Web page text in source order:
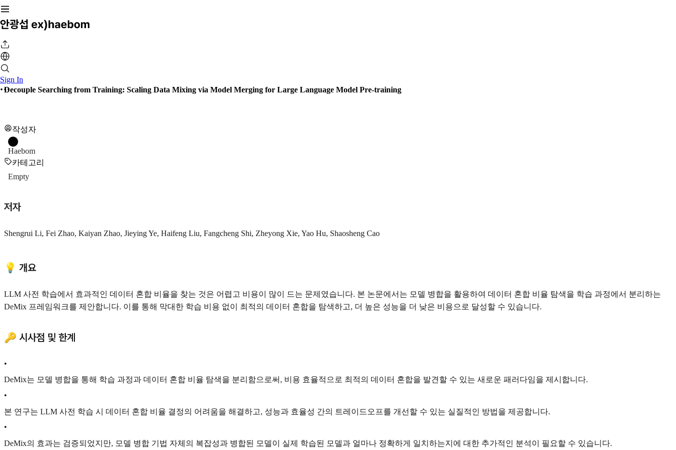
Sign In
Decouple Searching from Training: Scaling Data Mixing via Model Merging for Large Language Model Pre-training
작성자
Haebom
카테고리
Empty
저자
Shengrui Li, Fei Zhao, Kaiyan Zhao, Jieying Ye, Haifeng Liu, Fangcheng Shi, Zheyong Xie, Yao Hu, Shaosheng Cao
💡 개요
LLM 사전 학습에서 효과적인 데이터 혼합 비율을 찾는 것은 어렵고 비용이 많이 드는 문제였습니다. 본 논문에서는 모델 병합을 활용하여 데이터 혼합 비율 탐색을 학습 과정에서 분리하는
DeMix 프레임워크를 제안합니다. 이를 통해 막대한 학습 비용 없이 최적의 데이터 혼합을 탐색하고, 더 높은 성능을 더 낮은 비용으로 달성할 수 있습니다.
🔑 시사점 및 한계
•
DeMix는 모델 병합을 통해 학습 과정과 데이터 혼합 비율 탐색을 분리함으로써, 비용 효율적으로 최적의 데이터 혼합을 발견할 수 있는 새로운 패러다임을 제시합니다.
•
본 연구는 LLM 사전 학습 시 데이터 혼합 비율 결정의 어려움을 해결하고, 성능과 효율성 간의 트레이드오프를 개선할 수 있는 실질적인 방법을 제공합니다.
•
DeMix의 효과는 검증되었지만, 모델 병합 기법 자체의 복잡성과 병합된 모델이 실제 학습된 모델과 얼마나 정확하게 일치하는지에 대한 추가적인 분석이 필요할 수 있습니다.